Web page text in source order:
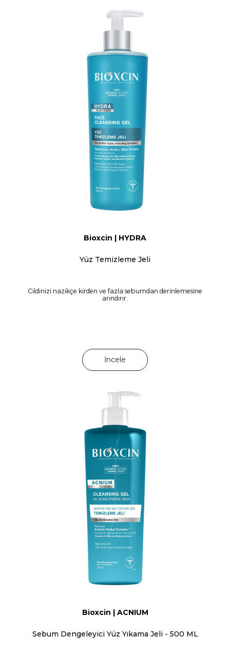
Bioxcin | HYDRA
Yüz Temizleme Jeli
Cildinizi nazikçe kirden ve fazla sebumdan derinlemesine
arındırır.
İncele
Bioxcin | ACNIUM
Sebum Dengeleyici Yüz Yıkama Jeli - 500 ML